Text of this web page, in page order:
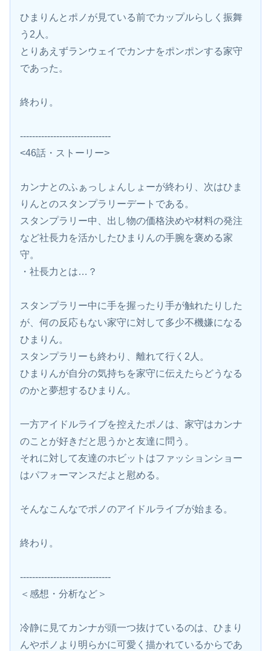
ひまりんとポノが見ている前でカップルらしく振舞
う2人。
とりあえずランウェイでカンナをポンポンする家守
であった。
終わり。
------------------------------
<46話・ストーリー>
カンナとのふぁっしょんしょーが終わり、次はひま
りんとのスタンプラリーデートである。
スタンプラリー中、出し物の価格決めや材料の発注
など社長力を活かしたひまりんの手腕を褒める家
守。
・社長力とは…？
スタンプラリー中に手を握ったり手が触れたりした
が、何の反応もない家守に対して多少不機嫌になる
ひまりん。
スタンプラリーも終わり、離れて行く2人。
ひまりんが自分の気持ちを家守に伝えたらどうなる
のかと夢想するひまりん。
一方アイドルライブを控えたポノは、家守はカンナ
のことが好きだと思うかと友達に問う。
それに対して友達のホビットはファッションショー
はパフォーマンスだよと慰める。
そんなこんなでポノのアイドルライブが始まる。
終わり。
------------------------------
＜感想・分析など＞
冷静に見てカンナが頭一つ抜けているのは、ひまり
んやポノより明らかに可愛く描かれているからであ